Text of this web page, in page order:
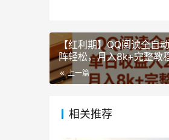
【红利期】QQ阅读全自
阵轻松，月入8k+完整教
上一篇
相关推荐